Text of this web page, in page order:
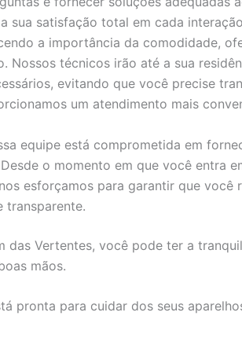
sua satisfação total em cada
a importância da comodidade,
Nossos técnicos irão até a sua
evitando que você precise
um atendimento mais
equipe está comprometida em
o momento em que você entra
esforçamos para garantir que você
transparente.
das Vertentes, você pode ter a
mãos.
pronta para cuidar dos seus